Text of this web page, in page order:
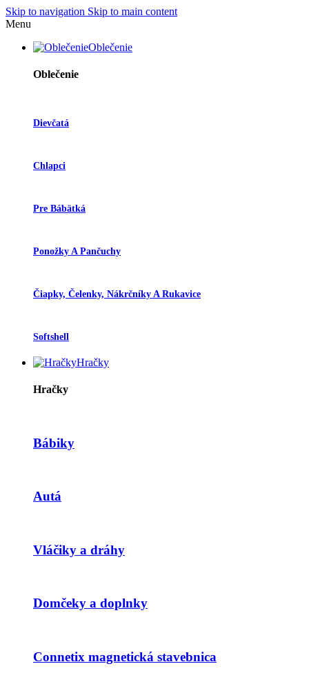
Skip to navigation Skip to main content
Menu
Oblečenie
Oblečenie
Dievčatá
Chlapci
Pre Bábätká
Ponožky A Pančuchy
Čiapky, Čelenky, Nákrčníky A Rukavice
Softshell
Hračky
Hračky
Bábiky
Autá
Vláčiky a dráhy
Domčeky a doplnky
Connetix magnetická stavebnica